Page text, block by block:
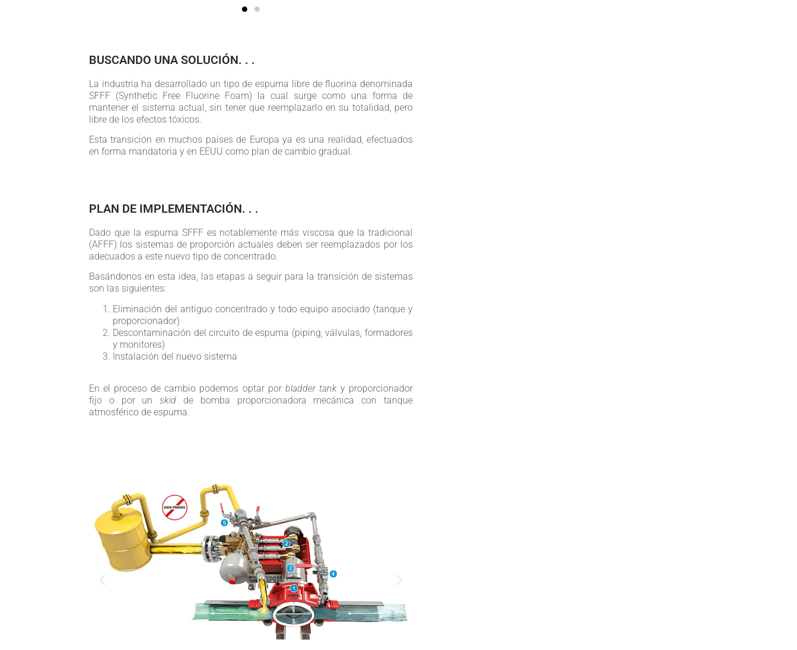
BUSCANDO UNA SOLUCIÓN. . .
La industria ha desarrollado un tipo de espuma libre de fluorina denominada
SFFF (Synthetic Free Fluorine Foam) la cual surge como una forma de
mantener el sistema actual, sin tener que reemplazarlo en su totalidad, pero
libre de los efectos tóxicos.
Esta transición en muchos países de Europa ya es una realidad, efectuados
en forma mandatoria y en EEUU como plan de cambio gradual.
PLAN DE IMPLEMENTACIÓN. . .
Dado que la espuma SFFF es notablemente más viscosa que la tradicional
(AFFF) los sistemas de proporción actuales deben ser reemplazados por los
adecuados a este nuevo tipo de concentrado.
Basándonos en esta idea, las etapas a seguir para la transición de sistemas
son las siguientes:
Eliminación del antiguo concentrado y todo equipo asociado (tanque y
proporcionador)
Descontaminación del circuito de espuma (piping, válvulas, formadores
y monitores)
Instalación del nuevo sistema
En el proceso de cambio podemos optar por bladder tanky proporcionador
fijo o por unskid de bomba proporcionadora mecánica con tanque
atmosférico de espuma.